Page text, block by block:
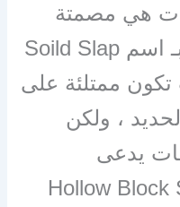
هي مصمتة
بالكامل وهي ما تعرف بـ اسم Soild Slap
تكون ممتلئة على
، ولكن
يدعى